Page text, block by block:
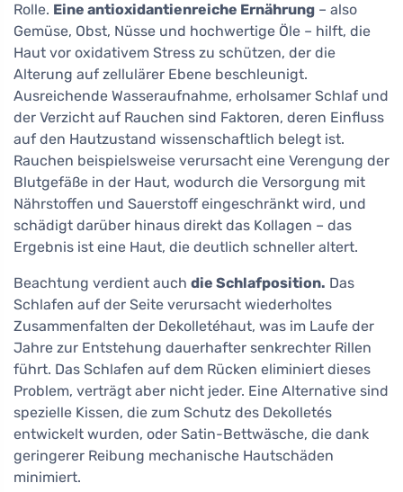
Rolle. Eine antioxidantienreiche Ernährung – also
Gemüse, Obst, Nüsse und hochwertige Öle – hilft, die
Haut vor oxidativem Stress zu schützen, der die
Alterung auf zellulärer Ebene beschleunigt.
Ausreichende Wasseraufnahme, erholsamer Schlaf und
der Verzicht auf Rauchen sind Faktoren, deren Einfluss
auf den Hautzustand wissenschaftlich belegt ist.
Rauchen beispielsweise verursacht eine Verengung der
Blutgefäße in der Haut, wodurch die Versorgung mit
Nährstoffen und Sauerstoff eingeschränkt wird, und
schädigt darüber hinaus direkt das Kollagen – das
Ergebnis ist eine Haut, die deutlich schneller altert.
Beachtung verdient auch die Schlafposition. Das
Schlafen auf der Seite verursacht wiederholtes
Zusammenfalten der Dekolletéhaut, was im Laufe der
Jahre zur Entstehung dauerhafter senkrechter Rillen
führt. Das Schlafen auf dem Rücken eliminiert dieses
Problem, verträgt aber nicht jeder. Eine Alternative sind
spezielle Kissen, die zum Schutz des Dekolletés
entwickelt wurden, oder Satin-Bettwäsche, die dank
geringerer Reibung mechanische Hautschäden
minimiert.